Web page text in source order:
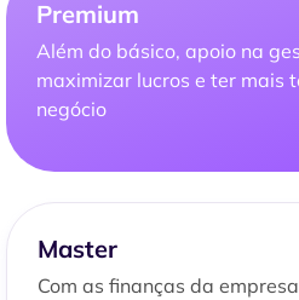
Premium
Além do básico, apoio na
maximizar lucros e ter mais
negócio
Master
Com as finanças da